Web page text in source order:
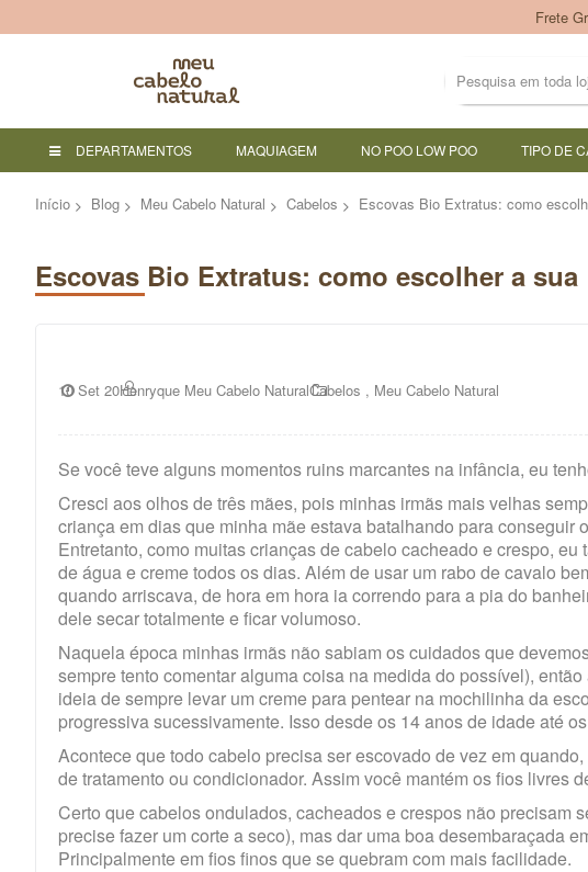
Frete
DEPARTAMENTOS MAQUIAGEM NO POO LOW POO TIPO DE
Início Blog Meu Cabelo Natural Cabelos Escovas Bio Extratus: como
Escovas Bio Extratus: como escolher a sua
10 Set 20Henryque Meu Cabelo NaturalCabelos , Meu Cabelo Natural
Se você teve alguns momentos ruins marcantes na infância, eu
Cresci aos olhos de três mães, pois minhas irmãs mais velhas
criança em dias que minha mãe estava batalhando para conseguir
Entretanto, como muitas crianças de cabelo cacheado e crespo,
de água e creme todos os dias. Além de usar um rabo de cavalo
quando arriscava, de hora em hora ia correndo para a pia do
dele secar totalmente e ficar volumoso.
Naquela época minhas irmãs não sabiam os cuidados que
sempre tento comentar alguma coisa na medida do possível),
ideia de sempre levar um creme para pentear na mochilinha da
progressiva sucessivamente. Isso desde os 14 anos de idade até
Acontece que todo cabelo precisa ser escovado de vez em
de tratamento ou condicionador. Assim você mantém os fios livres
Certo que cabelos ondulados, cacheados e crespos não precisam
precise fazer um corte a seco), mas dar uma boa desembaraçada
Principalmente em fios finos que se quebram com mais facilidade.